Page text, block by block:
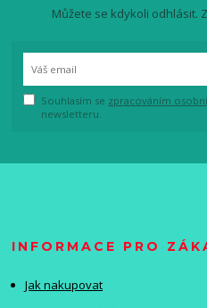
Můžete se kdykoli odhlásit.
Souhlasím se zpracováním
newsletteru.
INFORMACE PRO
Jak nakupovat